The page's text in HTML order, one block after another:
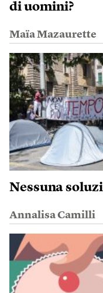
di uomini?
Maïa Mazaurette
Nessuna
Annalisa Camilli